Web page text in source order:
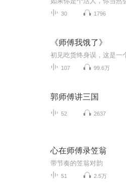
30 1796
《师傅我饿了》
107 99.6万
郭师傅讲三国
52 2637
心在师傅录笠翁
带节奏的笠翁对韵
51 2.5万